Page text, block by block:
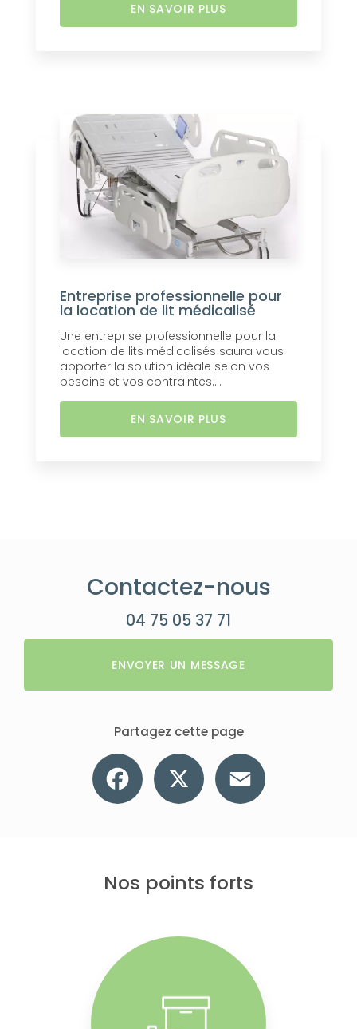
EN SAVOIR PLUS
Entreprise professionnelle pour
la location de lit médicalisé
Une entreprise professionnelle pour la
location de lits médicalisés saura vous
apporter la solution idéale selon vos
besoins et vos contraintes....
EN SAVOIR PLUS
Contactez-nous
04 75 05 37 71
ENVOYER UN MESSAGE
Partagez cette page
Facebook
Nos points forts